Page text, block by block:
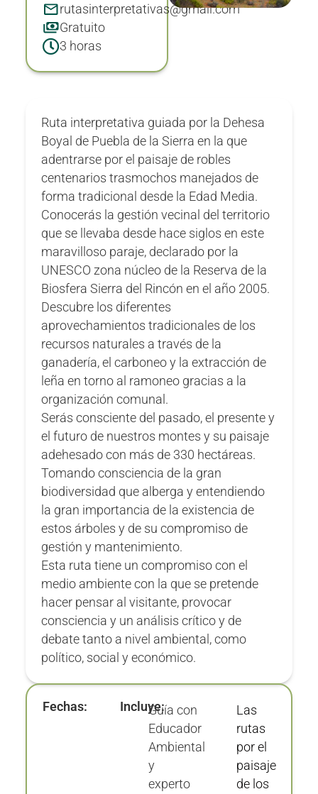
rutasinterpretativas@gmail.com
Gratuito
3 horas
Ruta interpretativa guiada por la Dehesa
Boyal de Puebla de la Sierra en la que
adentrarse por el paisaje de robles
centenarios trasmochos manejados de
forma tradicional desde la Edad Media.
Conocerás la gestión vecinal del territorio
que se llevaba desde hace siglos en este
maravilloso paraje, declarado por la
UNESCO zona núcleo de la Reserva de la
Biosfera Sierra del Rincón en el año 2005.
Descubre los diferentes
aprovechamientos tradicionales de los
recursos naturales a través de la
ganadería, el carboneo y la extracción de
leña en torno al ramoneo gracias a la
organización comunal.
Serás consciente del pasado, el presente y
el futuro de nuestros montes y su paisaje
adehesado con más de 330 hectáreas.
Tomando consciencia de la gran
biodiversidad que alberga y entendiendo
la gran importancia de la existencia de
estos árboles y de su compromiso de
gestión y mantenimiento.
Esta ruta tiene un compromiso con el
medio ambiente con la que se pretende
hacer pensar al visitante, provocar
consciencia y un análisis crítico y de
debate tanto a nivel ambiental, como
político, social y económico.
Fechas: Incluye:Guía con
Educador
Ambiental
y
experto
Las
rutas
por el
paisaje
de los